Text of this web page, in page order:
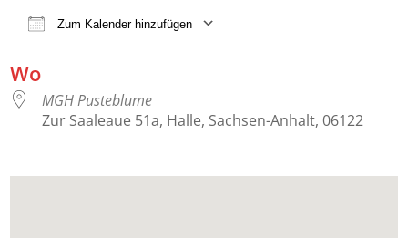
Zum Kalender hinzufügen
Wo
MGH Pusteblume
Zur Saaleaue 51a, Halle, Sachsen-Anhalt, 06122